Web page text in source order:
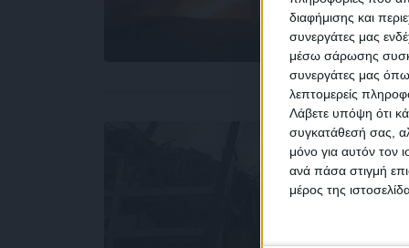
διαφήμισης και
συνεργάτες μας
μέσω σάρωσης
συνεργάτες μας
λεπτομερείς
Λάβετε υπόψη ότι
συγκατάθεσή σας,
μόνο για αυτόν τον
ανά πάσα στιγμή
μέρος της